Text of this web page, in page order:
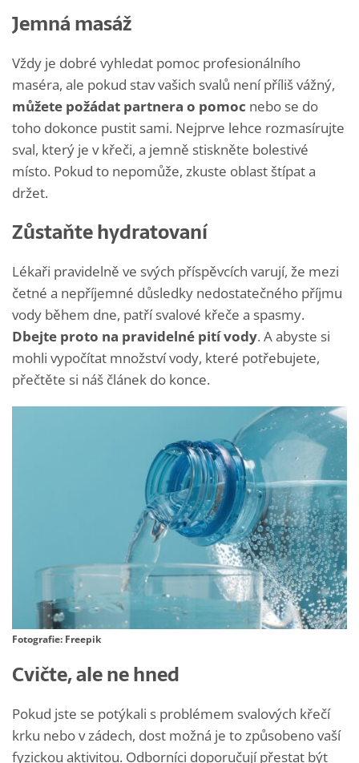
Jemná masáž
Vždy je dobré vyhledat pomoc profesionálního
maséra, ale pokud stav vašich svalů není příliš vážný,
můžete požádat partnera o pomoc nebo se do
toho dokonce pustit sami. Nejprve lehce rozmasírujte
sval, který je v křeči, a jemně stiskněte bolestivé
místo. Pokud to nepomůže, zkuste oblast štípat a
držet.
Zůstaňte hydratovaní
Lékaři pravidelně ve svých příspěvcích varují, že mezi
četné a nepříjemné důsledky nedostatečného příjmu
vody během dne, patří svalové křeče a spasmy.
Dbejte proto na pravidelné pití vody. A abyste si
mohli vypočítat množství vody, které potřebujete,
přečtěte si náš článek do konce.
Fotografie: Freepik
Cvičte, ale ne hned
Pokud jste se potýkali s problémem svalových křečí
krku nebo v zádech, dost možná je to způsobeno vaší
fyzickou aktivitou. Odborníci doporučují přestat být